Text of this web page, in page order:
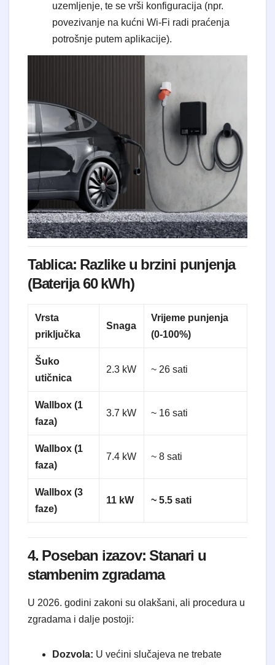
uzemljenje, te se vrši konfiguracija (npr.
povezivanje na kućni Wi-Fi radi praćenja
potrošnje putem aplikacije).
Tablica: Razlike u brzini punjenja
(Baterija 60 kWh)
Vrsta
priključka
Snaga
Vrijeme punjenja
(0-100%)
Šuko
utičnica
2.3 kW ~ 26 sati
Wallbox (1
faza)
3.7 kW ~ 16 sati
Wallbox (1
faza)
7.4 kW ~ 8 sati
Wallbox (3
faze)
11 kW ~ 5.5 sati
4. Poseban izazov: Stanari u
stambenim zgradama
U 2026. godini zakoni su olakšani, ali procedura u
zgradama i dalje postoji:
Dozvola: U većini slučajeva ne trebate